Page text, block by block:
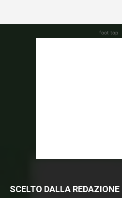
foot top
SCELTO DALLA REDAZIONE